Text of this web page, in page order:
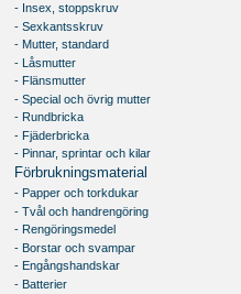
- Insex, stoppskruv
- Sexkantsskruv
- Mutter, standard
- Låsmutter
- Flänsmutter
- Special och övrig mutter
- Rundbricka
- Fjäderbricka
- Pinnar, sprintar och kilar
Förbrukningsmaterial
- Papper och torkdukar
- Tvål och handrengöring
- Rengöringsmedel
- Borstar och svampar
- Engångshandskar
- Batterier